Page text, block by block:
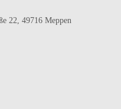
22, 49716 Meppen